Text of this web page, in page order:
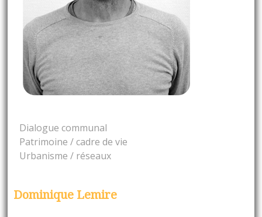
Dialogue communal
Patrimoine / cadre de vie
Urbanisme / réseaux
Dominique Lemire